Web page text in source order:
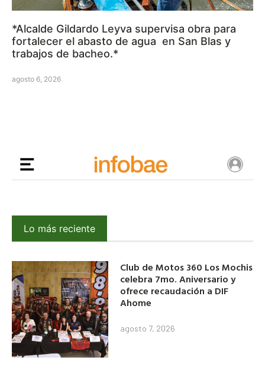
*Alcalde Gildardo Leyva supervisa obra para
fortalecer el abasto de agua en San Blas y
trabajos de bacheo.*
agosto 6, 2026
Lo más reciente
Club de Motos 360 Los Mochis
celebra 7mo. Aniversario y
ofrece recaudación a DIF
Ahome
agosto 7, 2026